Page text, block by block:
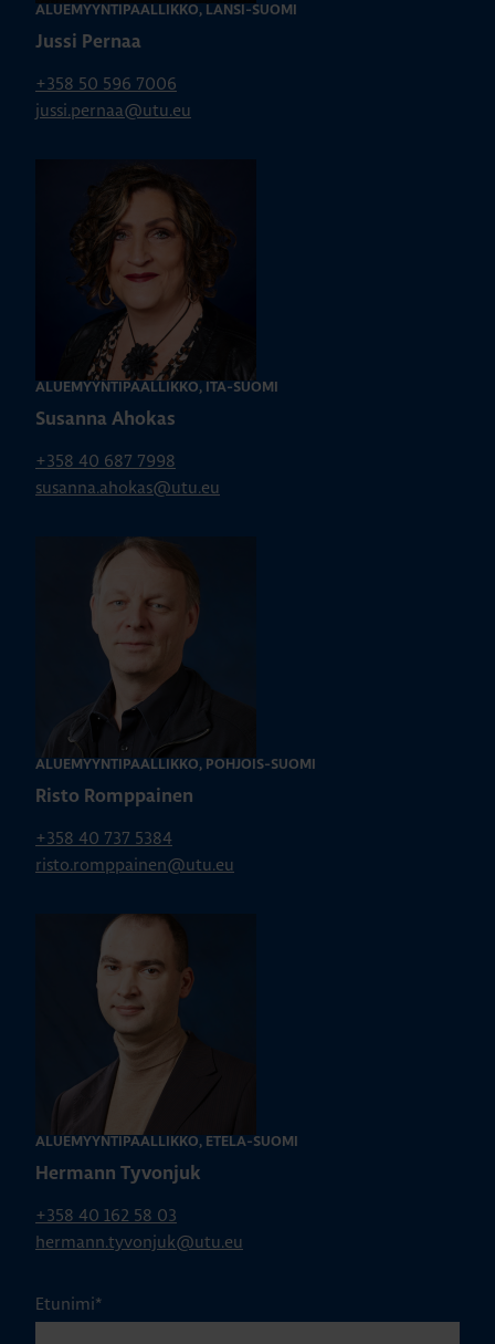
ALUEMYYNTIPÄÄLLIKKÖ, LÄNSI-SUOMI
Jussi Pernaa
+358 50 596 7006
jussi.pernaa@utu.eu
ALUEMYYNTIPÄÄLLIKKÖ, ITÄ-SUOMI
Susanna Ahokas
+358 40 687 7998
susanna.ahokas@utu.eu
ALUEMYYNTIPÄÄLLIKKÖ, POHJOIS-SUOMI
Risto Romppainen
+358 40 737 5384
risto.romppainen@utu.eu
ALUEMYYNTIPÄÄLLIKKÖ, ETELÄ-SUOMI
Hermann Tyvonjuk
+358 40 162 58 03
hermann.tyvonjuk@utu.eu
Etunimi*